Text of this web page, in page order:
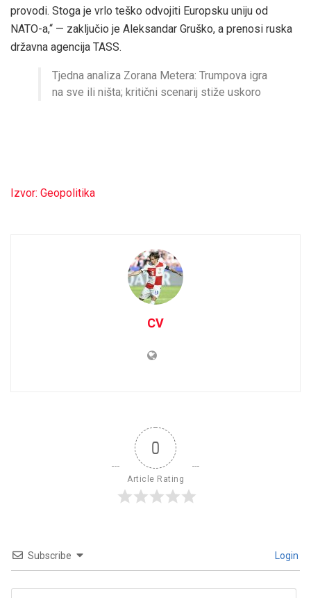
provodi. Stoga je vrlo teško odvojiti Europsku uniju od
NATO-a,“ — zaključio je Aleksandar Gruško, a prenosi ruska
državna agencija TASS.
Tjedna analiza Zorana Metera: Trumpova igra
na sve ili ništa; kritični scenarij stiže uskoro
Izvor: Geopolitika
CV
0
Article Rating
Subscribe Login